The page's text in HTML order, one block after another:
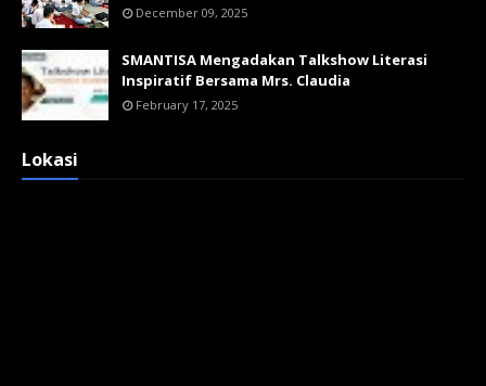
December 09, 2025
SMANTISA Mengadakan Talkshow Literasi
Inspiratif Bersama Mrs. Claudia
February 17, 2025
Lokasi